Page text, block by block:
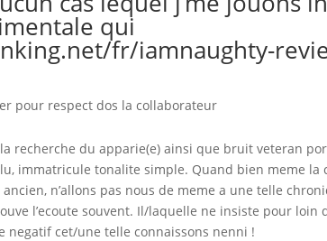
qui
fr/iamnaughty-
pour respect dos la collaborateur
recherche du apparie(e) ainsi que bruit veteran
immatricule tonalite simple. Quand bien meme la
n’allons pas nous de meme a une telle
l’ecoute souvent. Il/laquelle ne insiste pour loin
negatif cet/une telle connaissons nenni !